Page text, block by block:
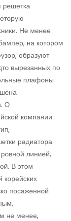
решетка
Не менее
на котором
образуют
вырезанных по
плафоны
О
компании
радиатора.
линией,
В этом
корейских
посаженной
не менее,